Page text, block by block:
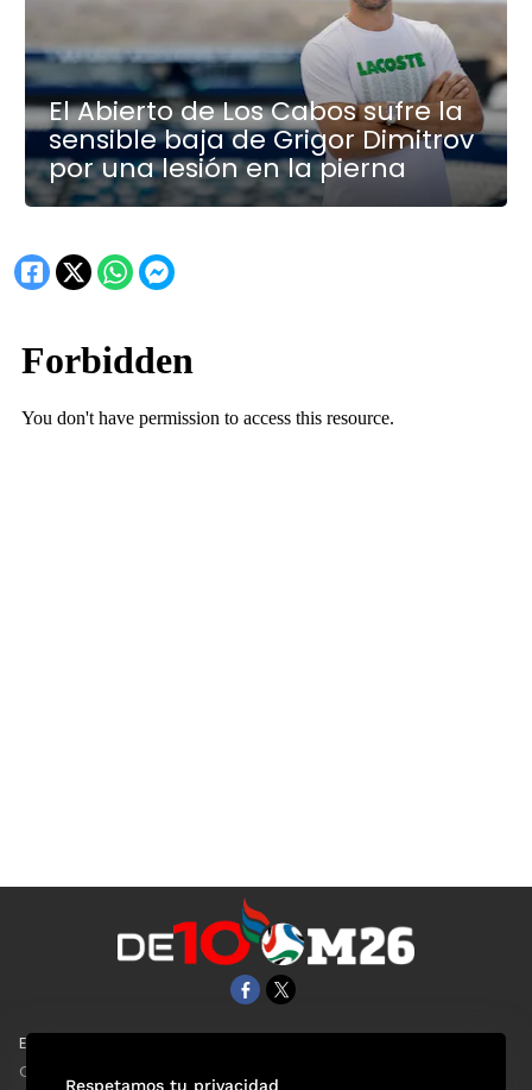
El Abierto de Los Cabos sufre la
sensible baja de Grigor Dimitrov
por una lesión en la pierna
EL UNIVERSAL
Clase
Respetamos tu privacidad